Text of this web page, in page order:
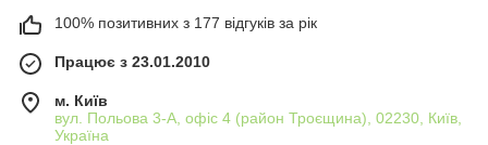
100% позитивних з 177 відгуків за рік
Працює з 23.01.2010
м. Київ
вул. Польова 3-А, офіс 4 (район Троєщина), 02230, Київ,
Україна